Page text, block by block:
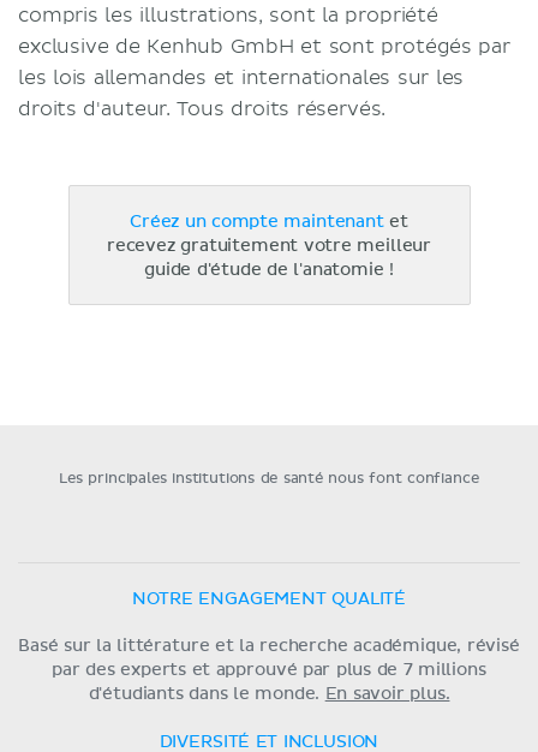
compris les illustrations, sont la propriété
exclusive de Kenhub GmbH et sont protégés par
les lois allemandes et internationales sur les
droits d'auteur. Tous droits réservés.
Créez un compte maintenantet
recevez gratuitement votre meilleur
guide d'étude de l'anatomie !
Les principales institutions de santé nous font confiance
NOTRE ENGAGEMENT QUALITÉ
Basé sur la littérature et la recherche académique, révisé
par des experts et approuvé par plus de 7 millions
d'étudiants dans le monde. En savoir plus.
DIVERSITÉ ET INCLUSION